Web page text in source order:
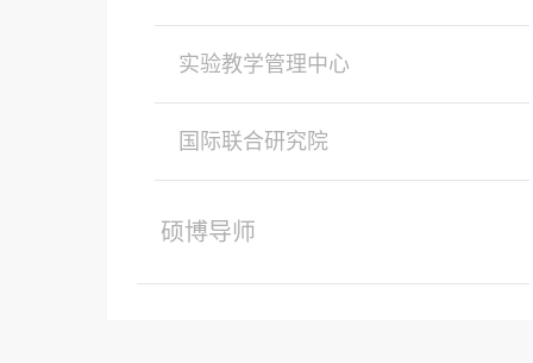
实验教学管理中心
国际联合研究院
硕博导师